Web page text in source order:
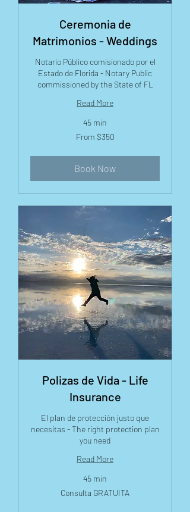
Ceremonia de
Matrimonios - Weddings
Notario Público comisionado por el
Estado de Florida - Notary Public
commissioned by the State of FL
Read More
45 min
From $350
Book Now
Polizas de Vida - Life
Insurance
El plan de protección justo que
necesitas - The right protection plan
you need
Read More
45 min
Consulta GRATUITA